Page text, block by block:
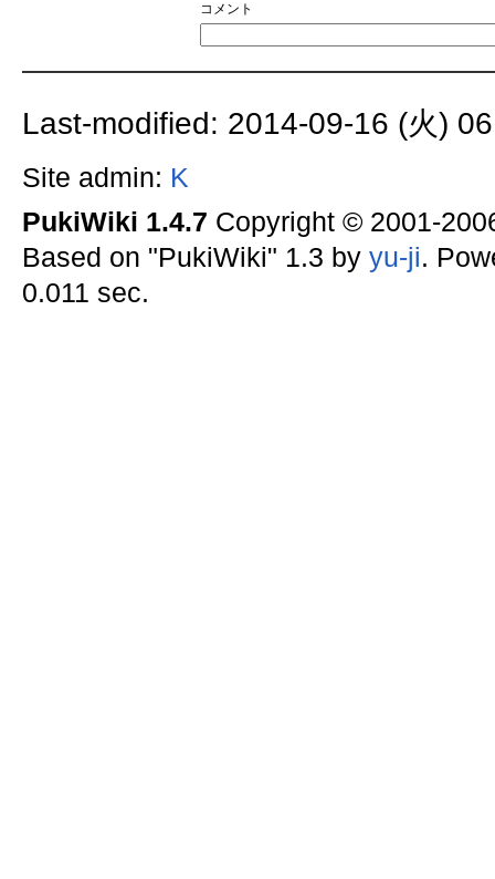
コメント
Last-modified: 2014-09-16 (火)
Site admin: K
PukiWiki 1.4.7 Copyright © 2001-
Based on "PukiWiki" 1.3 by yu-ji.
0.011 sec.